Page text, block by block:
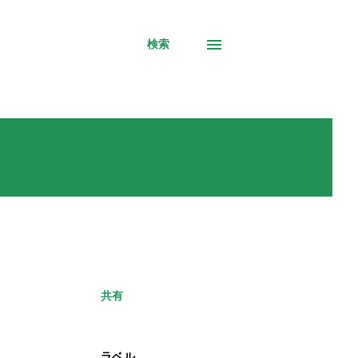
検索
共有